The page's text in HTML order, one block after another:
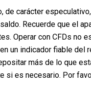
de carácter
Recuerde que el
Operar con CFDs no
indicador fiable del
más de lo que
es necesario. Por